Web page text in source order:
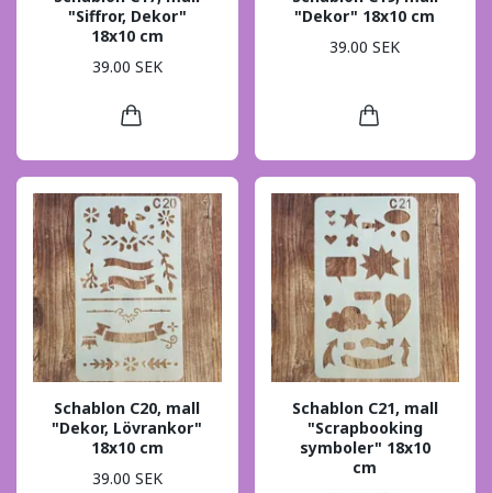
"Siffror, Dekor"
18x10 cm
39.00 SEK
"Dekor" 18x10 cm
39.00 SEK
Schablon C20, mall
"Dekor, Lövrankor"
18x10 cm
39.00 SEK
Schablon C21, mall
"Scrapbooking
symboler" 18x10
cm